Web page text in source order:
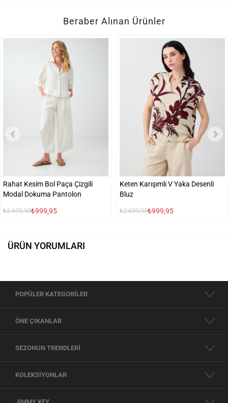
Beraber Alınan Ürünler
Rahat Kesim Bol Paça Çizgili
Modal Dokuma Pantolon
₺2.699,95₺999,95
Keten Karışımlı V Yaka Desenli
Bluz
₺2.699,95₺999,95
ÜRÜN YORUMLARI
POPÜLER KATEGORİLER
ÖNE ÇIKANLAR
SEZONUN TRENDLERİ
KOLEKSİYONLAR